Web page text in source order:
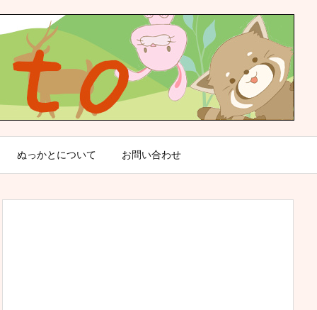
ぬっかとについて お問い合わせ